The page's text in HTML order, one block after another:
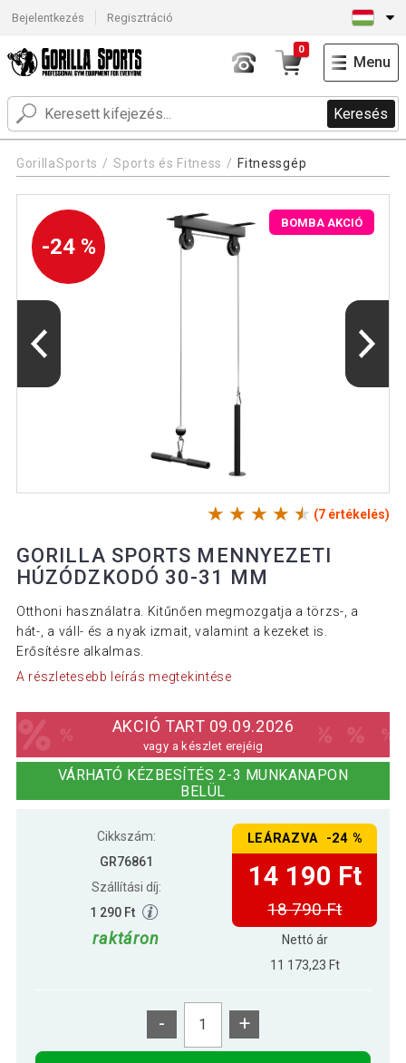
Bejelentkezés Regisztráció
Keresés
0
Menu
GorillaSports Sports és Fitness Fitnessgép
-24 %
BOMBA AKCIÓ
(7 értékelés)
GORILLA SPORTS MENNYEZETI
HÚZÓDZKODÓ 30-31 MM
Otthoni használatra. Kitűnően megmozgatja a törzs-, a
hát-, a váll- és a nyak izmait, valamint a kezeket is.
Erősítésre alkalmas.
A részletesebb leírás megtekintése
AKCIÓ TART 09.09.2026
vagy a készlet erejéig
VÁRHATÓ KÉZBESÍTÉS 2-3 MUNKANAPON
BELÜL
Cikkszám:
GR76861
Szállítási díj:
1 290 Ft
raktáron
LEÁRAZVA -24 %
14 190 Ft
18 790 Ft
Nettó ár
11 173,23 Ft
- +